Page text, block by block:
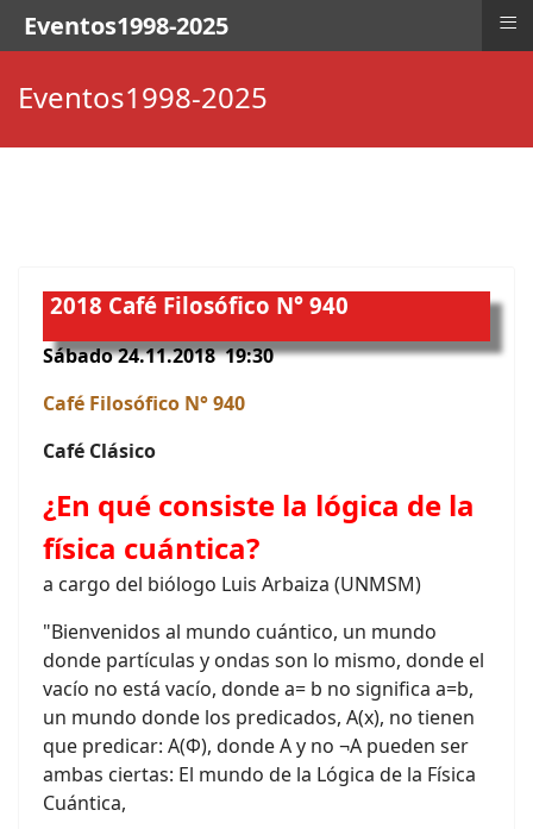
Eventos1998-2025
2018 Café Filosófico N° 940
Sábado 24.11.2018 19:30
Café Filosófico N° 940
Café Clásico
¿En qué consiste la lógica de la
física cuántica?
a cargo del biólogo Luis Arbaiza (UNMSM)
"Bienvenidos al mundo cuántico, un mundo
donde partículas y ondas son lo mismo, donde el
vacío no está vacío, donde a= b no significa a=b,
un mundo donde los predicados, A(x), no tienen
que predicar: A(Ф), donde A y no ¬A pueden ser
ambas ciertas: El mundo de la Lógica de la Física
Cuántica,
Eventos1998-2025 ≡